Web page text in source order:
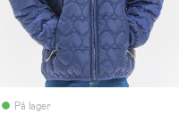
På lager